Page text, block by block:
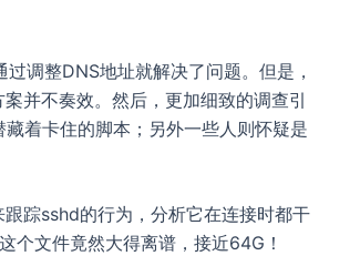
调整DNS地址就解决了问题。但是，
并不奏效。然后，更加细致的调查引
着卡住的脚本；另外一些人则怀疑是
踪sshd的行为，分析它在连接时都干
文件竟然大得离谱，接近64G！